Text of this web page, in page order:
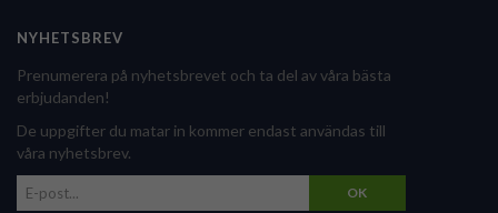
NYHETSBREV
Prenumerera på nyhetsbrevet och ta del av våra bästa
erbjudanden!
De uppgifter du matar in kommer endast användas till
våra nyhetsbrev.
OK